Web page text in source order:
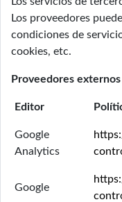
Los proveedores
condiciones de
cookies, etc.
Proveedores
Editor
Google
Analytics
Google